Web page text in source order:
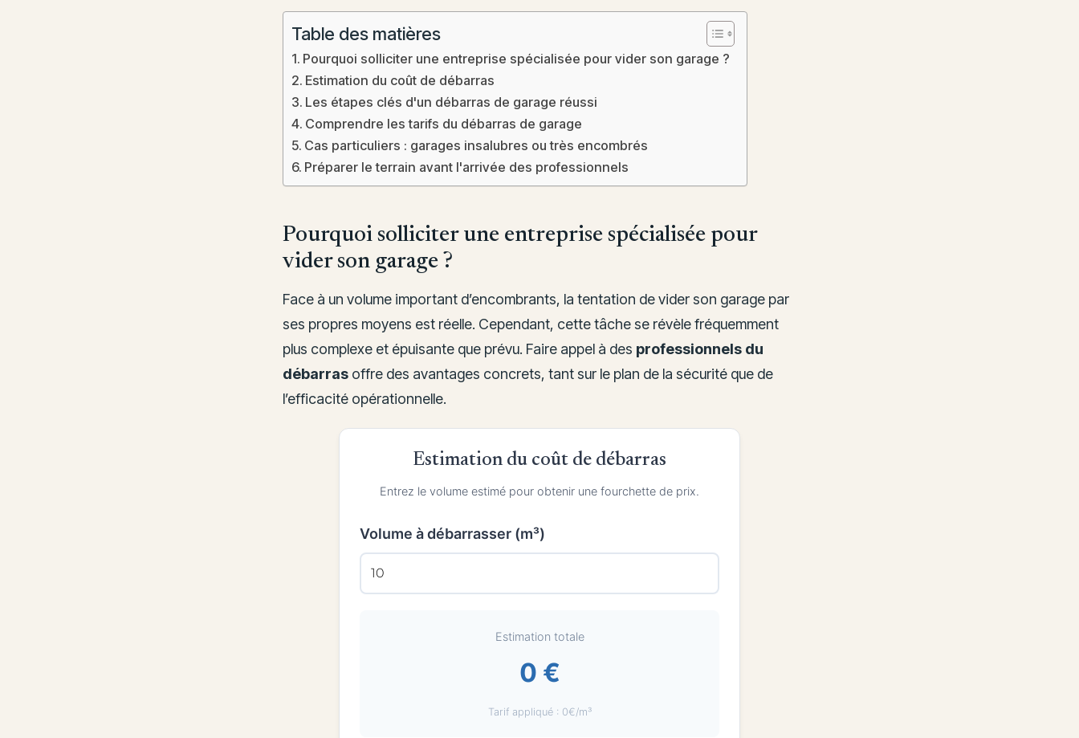
Table des matières
Pourquoi solliciter une entreprise spécialisée pour vider son garage ?
Estimation du coût de débarras
Les étapes clés d'un débarras de garage réussi
Comprendre les tarifs du débarras de garage
Cas particuliers : garages insalubres ou très encombrés
Préparer le terrain avant l'arrivée des professionnels
Pourquoi solliciter une entreprise spécialisée pour
vider son garage ?
Face à un volume important d’encombrants, la tentation de vider son garage par
ses propres moyens est réelle. Cependant, cette tâche se révèle fréquemment
plus complexe et épuisante que prévu. Faire appel à des professionnels du
débarras offre des avantages concrets, tant sur le plan de la sécurité que de
l’efficacité opérationnelle.
Estimation du coût de débarras
Entrez le volume estimé pour obtenir une fourchette de prix.
Volume à débarrasser (m³)
Estimation totale
0 €
Tarif appliqué : 0€/m³